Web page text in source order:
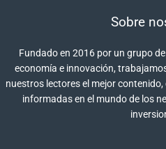
Sobre
Fundado en 2016 por un grupo
economía e innovación,
nuestros lectores el mejor
informadas en el mundo de los